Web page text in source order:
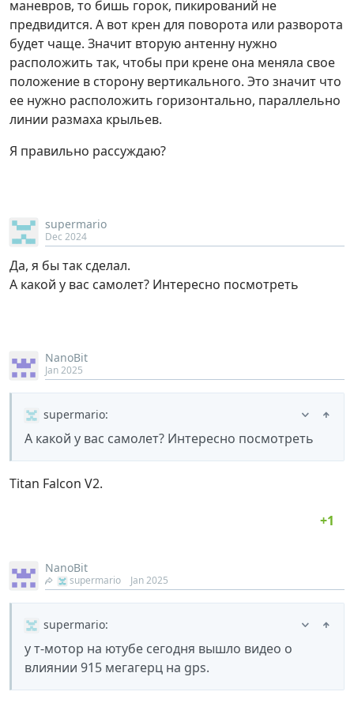
маневров, то бишь горок, пикирований не
предвидится. А вот крен для поворота или разворота
будет чаще. Значит вторую антенну нужно
расположить так, чтобы при крене она меняла свое
положение в сторону вертикального. Это значит что
ее нужно расположить горизонтально, параллельно
линии размаха крыльев.
Я правильно рассуждаю?
supermario
Dec 2024
Да, я бы так сделал.
A какой у вас самолет? Интересно посмотреть
NanoBit
Jan 2025
supermario:
A какой у вас самолет? Интересно посмотреть
Titan Falcon V2.
NanoBit
supermario Jan 2025
supermario:
у т-мотор на ютубе сегодня вышло видео о
влиянии 915 мегагерц на gps.